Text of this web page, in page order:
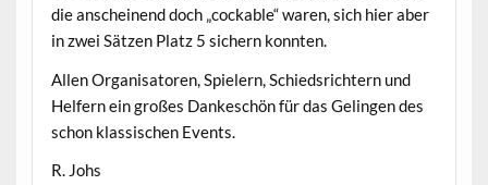
die anscheinend doch „cockable“ waren, sich hier aber
in zwei Sätzen Platz 5 sichern konnten.
Allen Organisatoren, Spielern, Schiedsrichtern und
Helfern ein großes Dankeschön für das Gelingen des
schon klassischen Events.
R. Johs